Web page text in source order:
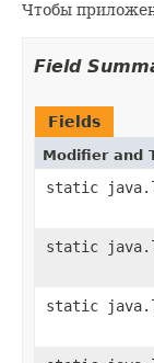
Чтобы
Field
Fields
Modifier and
static
static
static